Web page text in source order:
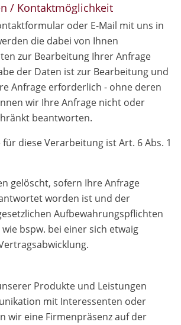
/ Kontaktmöglichkeit
oder E-Mail mit uns in
die dabei von Ihnen
zur Bearbeitung Ihrer Anfrage
der Daten ist zur Bearbeitung und
Anfrage erforderlich - ohne deren
wir Ihre Anfrage nicht oder
beantworten.
diese Verarbeitung ist Art. 6 Abs. 1
gelöscht, sofern Ihre Anfrage
worden ist und der
Aufbewahrungspflichten
bspw. bei einer sich etwaig
Produkte und Leistungen
mit Interessenten oder
wir eine Firmenpräsenz auf der